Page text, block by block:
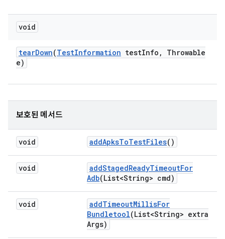
void
tearDown(TestInformation testInfo ,
Throwable
e)
보호된 메서드
void addApksToTestFiles()
void addStagedReadyTimeoutFor
Adb(List<String> cmd)
void addTimeoutMillisFor
Bundletool(List<String> extra
Args)